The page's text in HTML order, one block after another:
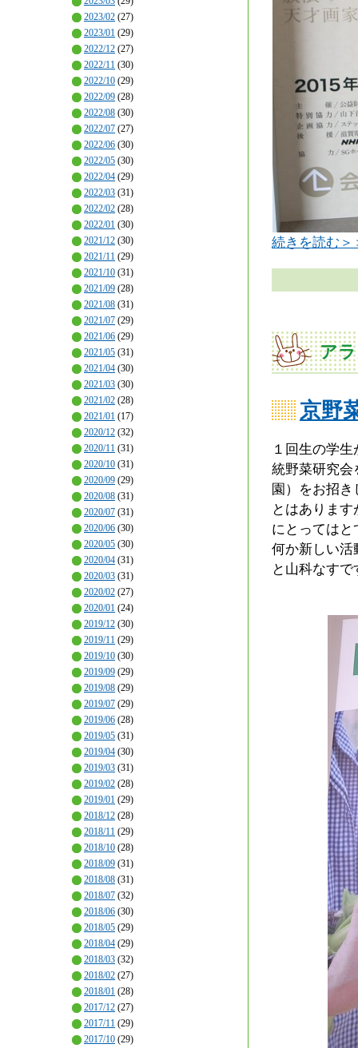
2023/02 (27)
2023/01 (29)
2022/12 (27)
2022/11 (30)
2022/10 (29)
2022/09 (28)
2022/08 (30)
2022/07 (27)
2022/06 (30)
2022/05 (30)
2022/04 (29)
2022/03 (31)
2022/02 (28)
2022/01 (30)
2021/12 (30)
2021/11 (29)
2021/10 (31)
2021/09 (28)
2021/08 (31)
2021/07 (29)
2021/06 (29)
2021/05 (31)
2021/04 (30)
2021/03 (30)
2021/02 (28)
2021/01 (17)
2020/12 (32)
2020/11 (31)
2020/10 (31)
2020/09 (29)
2020/08 (31)
2020/07 (31)
2020/06 (30)
2020/05 (30)
2020/04 (31)
2020/03 (31)
2020/02 (27)
2020/01 (24)
2019/12 (30)
2019/11 (29)
2019/10 (30)
2019/09 (29)
2019/08 (29)
2019/07 (29)
2019/06 (28)
2019/05 (31)
2019/04 (30)
2019/03 (31)
2019/02 (28)
2019/01 (29)
2018/12 (28)
2018/11 (29)
2018/10 (28)
2018/09 (31)
2018/08 (31)
2018/07 (32)
2018/06 (30)
2018/05 (29)
2018/04 (29)
2018/03 (32)
2018/02 (27)
2018/01 (28)
2017/12 (27)
2017/11 (29)
2017/10 (29)
続きを読む＞
ア
京野
１回生の学
統野菜研究会
園）をお招
とはありま
にとっては
何か新しい活
と山科なすで